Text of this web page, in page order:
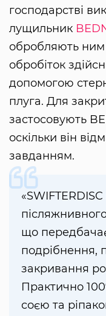
господарстві
лущильник
обробляють ним
обробіток
допомогою
плуга. Для
застосовують
оскільки він
завданням.
що
подрібнення,
закривання
Практично
соєю та